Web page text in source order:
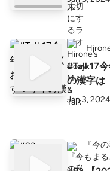
#Talk17
の漢字は
Jan 3, 2024
『今
もま